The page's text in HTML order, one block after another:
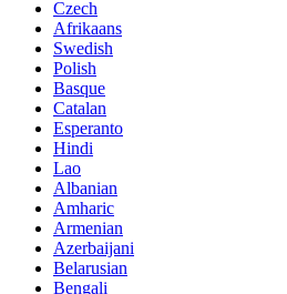
Czech
Afrikaans
Swedish
Polish
Basque
Catalan
Esperanto
Hindi
Lao
Albanian
Amharic
Armenian
Azerbaijani
Belarusian
Bengali